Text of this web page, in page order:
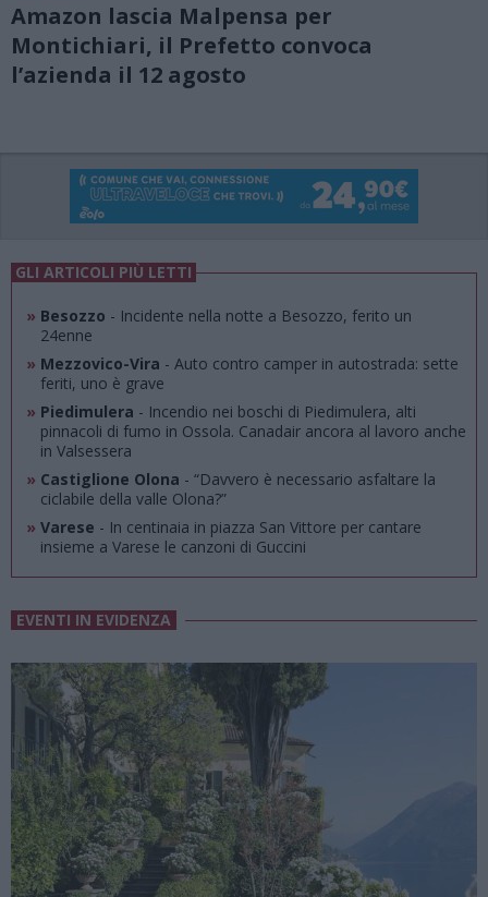
Amazon lascia Malpensa per
Montichiari, il Prefetto convoca
l’azienda il 12 agosto
GLI ARTICOLI PIÙ LETTI
» Besozzo - Incidente nella notte a Besozzo, ferito un
24enne
» Mezzovico-Vira - Auto contro camper in autostrada: sette
feriti, uno è grave
» Piedimulera - Incendio nei boschi di Piedimulera, alti
pinnacoli di fumo in Ossola. Canadair ancora al lavoro anche
in Valsessera
» Castiglione Olona - “Davvero è necessario asfaltare la
ciclabile della valle Olona?”
» Varese - In centinaia in piazza San Vittore per cantare
insieme a Varese le canzoni di Guccini
EVENTI IN EVIDENZA